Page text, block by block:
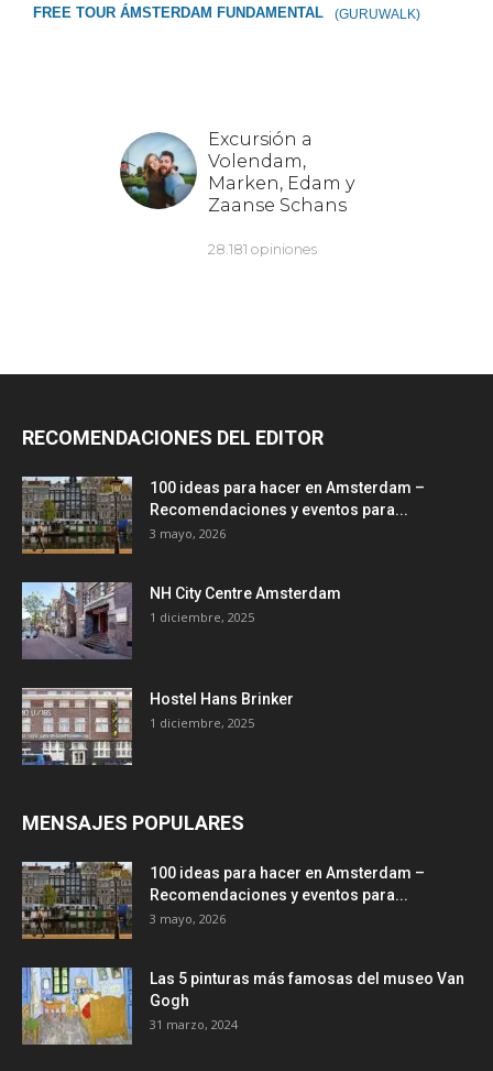
FREE TOUR ÁMSTERDAM FUNDAMENTAL (GURUWALK)
RECOMENDACIONES DEL EDITOR
100 ideas para hacer en Amsterdam –
Recomendaciones y eventos para...
3 mayo, 2026
NH City Centre Amsterdam
1 diciembre, 2025
Hostel Hans Brinker
1 diciembre, 2025
MENSAJES POPULARES
100 ideas para hacer en Amsterdam –
Recomendaciones y eventos para...
3 mayo, 2026
Las 5 pinturas más famosas del museo Van
Gogh
31 marzo, 2024